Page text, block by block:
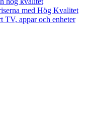
med Hög Kvalitet
TV, appar och enheter